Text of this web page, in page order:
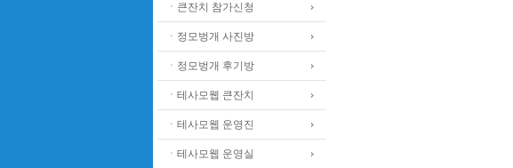
ㆍ큰잔치 참가신청
ㆍ정모벙개 사진방
ㆍ정모벙개 후기방
ㆍ테사모웹 큰잔치
ㆍ테사모웹 운영진
ㆍ테사모웹 운영실